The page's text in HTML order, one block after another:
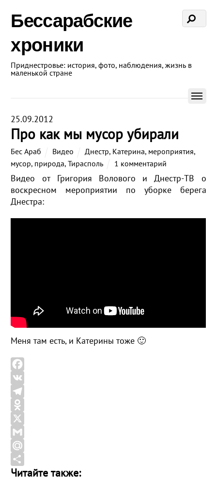
Бессарабские
хроники
Приднестровье: история, фото, наблюдения, жизнь в
маленькой стране
25.09.2012
Про как мы мусор убирали
Бес Араб Видео Днестр, Катерина, мероприятия,
мусор, природа,Тирасполь 1 комментарий
Видео от Григория Волового и Днестр-ТВ о
воскресном мероприятии по уборке берега
Днестра:
Меня там есть, и Катерины тоже 🙂
F
a
c
e
b
o
o
k
V
K
T
e
l
e
g
r
O
d
n
o
k
X
G
m
a
M
a
О
Читайте также: